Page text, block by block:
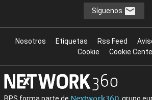
Síguenos
Nosotros Etiquetas Rss Feed
Cookie
Cookie